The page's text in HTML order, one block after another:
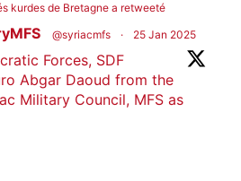
kurdes de Bretagne a retweeté
@syriacmfs · 25 Jan 2025
Forces, SDF
Abgar Daoud from the
Military Council, MFS as